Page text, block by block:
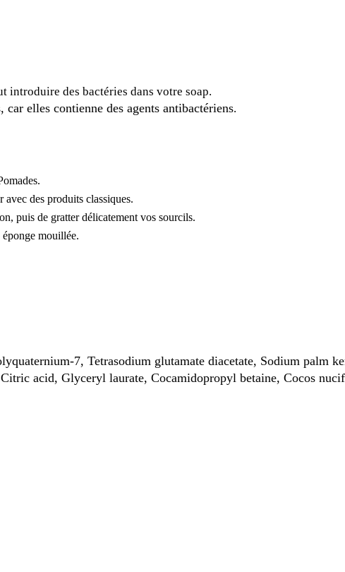
introduire des bactéries dans votre soap.
car elles contienne des agents antibactériens.
.
des produits classiques.
puis de gratter délicatement vos sourcils.
mouillée.
7, Tetrasodium glutamate diacetate, Sodium palm
acid, Glyceryl laurate, Cocamidopropyl betaine, Cocos